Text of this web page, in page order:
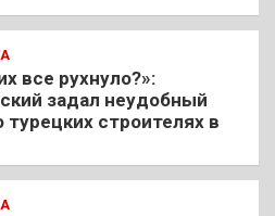
все рухнуло?»:
задал неудобный
турецких строителях в